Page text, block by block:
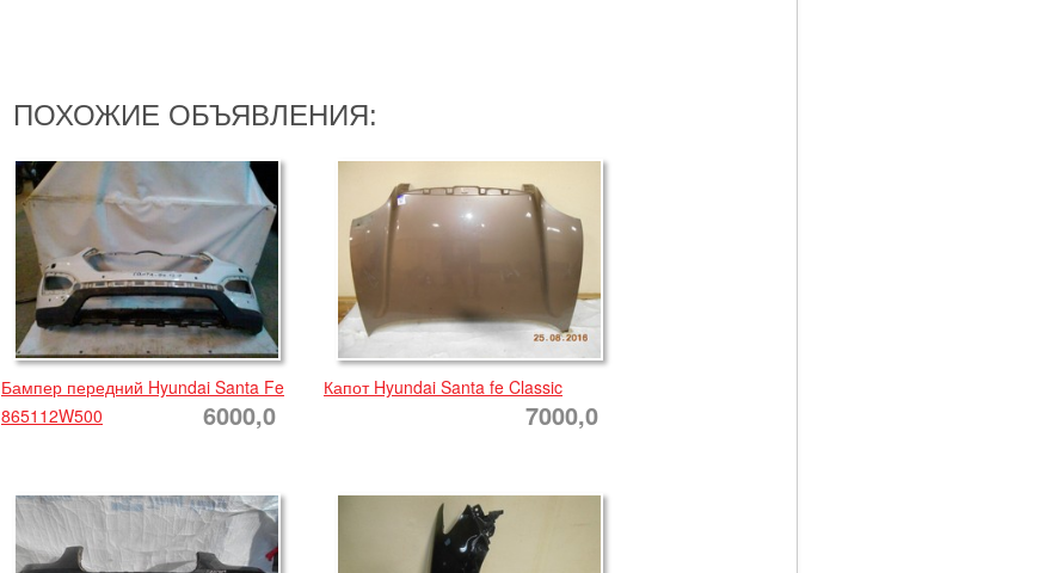
ПОХОЖИЕ ОБЪЯВЛЕНИЯ:
Бампер передний Hyundai Santa Fe
865112W500
6000,0
Капот Hyundai Santa fe Classic
7000,0